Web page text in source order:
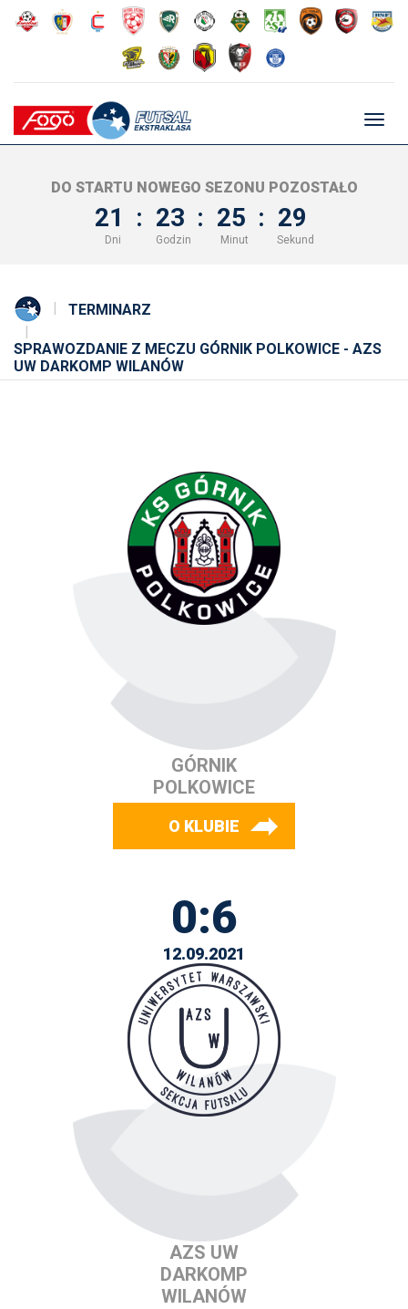
DO STARTU NOWEGO SEZONU POZOSTAŁO
21 : 23 : 25 : 28
Dni Godzin Minut Sekund
TERMINARZ
SPRAWOZDANIE Z MECZU GÓRNIK POLKOWICE - AZS
UW DARKOMP WILANÓW
GÓRNIK
POLKOWICE
O KLUBIE
0:6
12.09.2021
AZS UW
DARKOMP
WILANÓW